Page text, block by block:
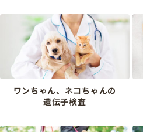
ワンちゃん、ネコちゃんの
遺伝子検査